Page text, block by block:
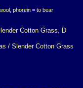
phorein = to bear
/ Slender Cotton Grass